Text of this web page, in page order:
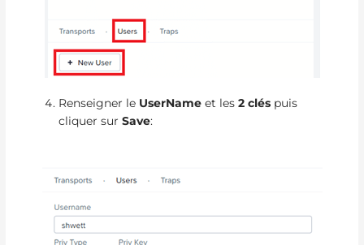
Renseigner le UserName et les2 clés puis
cliquer surSave: